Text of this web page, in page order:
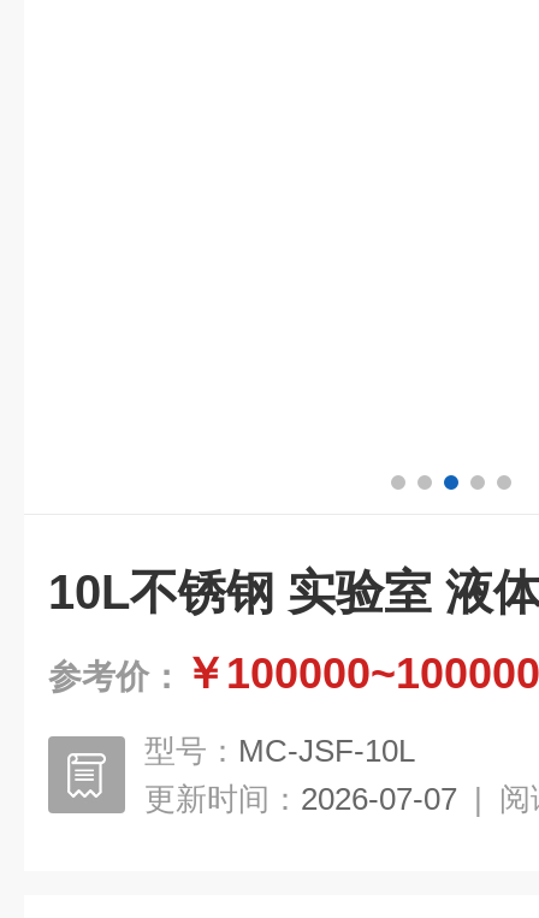
10L不锈钢 实验室 液
参考价： ￥100000~100000
型号： MC-JSF-10L
更新时间： 2026-07-07 | 阅